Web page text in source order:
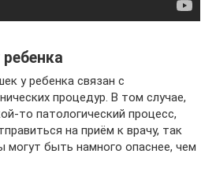
у ребенка связан с
процедур. В том случае,
то патологический процесс,
на приём к врачу, так
могут быть намного опаснее, чем